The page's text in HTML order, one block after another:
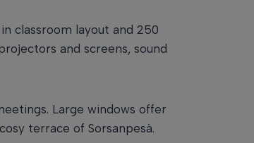
classroom layout and 250
and screens, sound
Large windows offer
terrace of Sorsanpesä.